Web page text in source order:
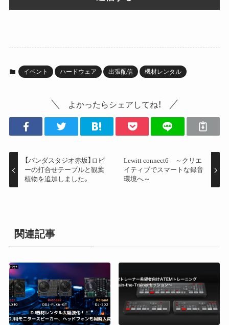
イベント ハードウェア 出張配信 機材レンタル
よかったらシェアしてね！
【パンダスタジオ赤坂】ロビ
ーの打合せテーブルと観葉
植物を追加しました。
Lewitt connect6 ～クリエ
イティブでスマートな録音
環境へ～
関連記事